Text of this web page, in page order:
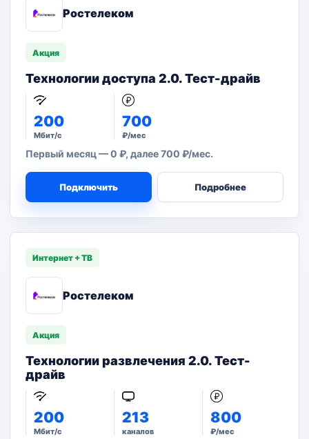
Ростелеком
Акция
Технологии доступа 2.0. Тест-драйв
200
Мбит/с
700
₽/мес
Первый месяц — 0 ₽, далее 700 ₽/мес.
Подключить Подробнее
Интернет + ТВ
Ростелеком
Акция
Технологии развлечения 2.0. Тест-
драйв
200
Мбит/с
213
каналов
800
₽/мес